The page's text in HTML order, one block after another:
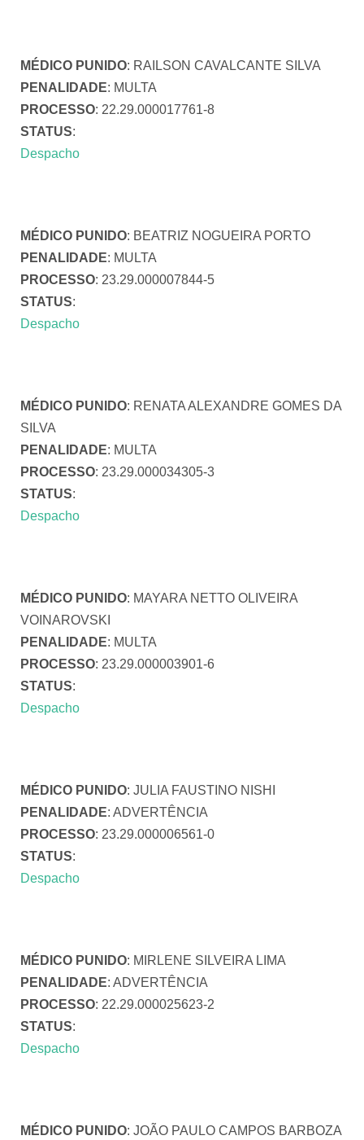
MÉDICO PUNIDO: RAILSON CAVALCANTE SILVA
PENALIDADE: MULTA
PROCESSO: 22.29.000017761-8
STATUS:
Despacho
MÉDICO PUNIDO: BEATRIZ NOGUEIRA PORTO
PENALIDADE: MULTA
PROCESSO: 23.29.000007844-5
STATUS:
Despacho
MÉDICO PUNIDO: RENATA ALEXANDRE GOMES DA
SILVA
PENALIDADE: MULTA
PROCESSO: 23.29.000034305-3
STATUS:
Despacho
MÉDICO PUNIDO: MAYARA NETTO OLIVEIRA
VOINAROVSKI
PENALIDADE: MULTA
PROCESSO: 23.29.000003901-6
STATUS:
Despacho
MÉDICO PUNIDO: JULIA FAUSTINO NISHI
PENALIDADE: ADVERTÊNCIA
PROCESSO: 23.29.000006561-0
STATUS:
Despacho
MÉDICO PUNIDO: MIRLENE SILVEIRA LIMA
PENALIDADE: ADVERTÊNCIA
PROCESSO: 22.29.000025623-2
STATUS:
Despacho
MÉDICO PUNIDO: JOÃO PAULO CAMPOS BARBOZA